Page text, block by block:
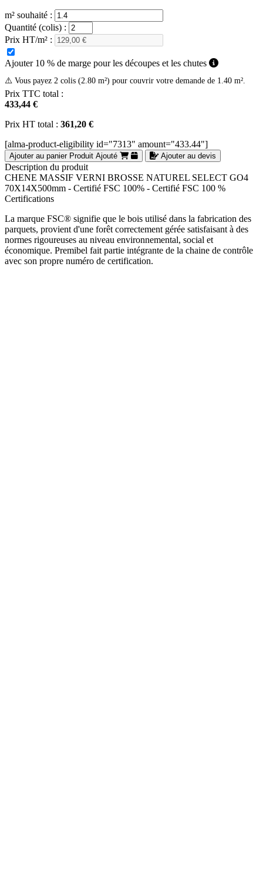
m² souhaité :
Quantité (colis) :
Prix HT/m² :
Ajouter 10 % de marge pour les découpes et les chutes
⚠️ Vous payez 2 colis (2.80 m²) pour couvrir votre demande de 1.40 m².
Prix TTC total :
433,44 €
Prix HT total : 361,20 €
[alma-product-eligibility id="7313" amount="433.44"]
Ajouter au panier Produit Ajouté Ajouter au devis
Description du produit
CHENE MASSIF VERNI BROSSE NATUREL SELECT GO4
70X14X500mm - Certifié FSC 100% - Certifié FSC 100 %
Certifications
La marque FSC® signifie que le bois utilisé dans la fabrication des
parquets, provient d'une forêt correctement gérée satisfaisant à des
normes rigoureuses au niveau environnemental, social et
économique. Premibel fait partie intégrante de la chaine de contrôle
avec son propre numéro de certification.